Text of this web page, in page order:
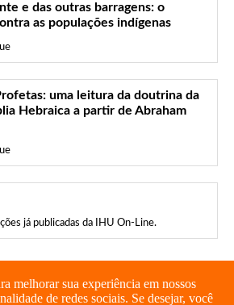
e das outras barragens: o
as populações indígenas
uma leitura da doutrina da
Hebraica a partir de Abraham
já publicadas da IHU On-Line.
melhorar sua experiência em nossos
de redes sociais. Se desejar, você